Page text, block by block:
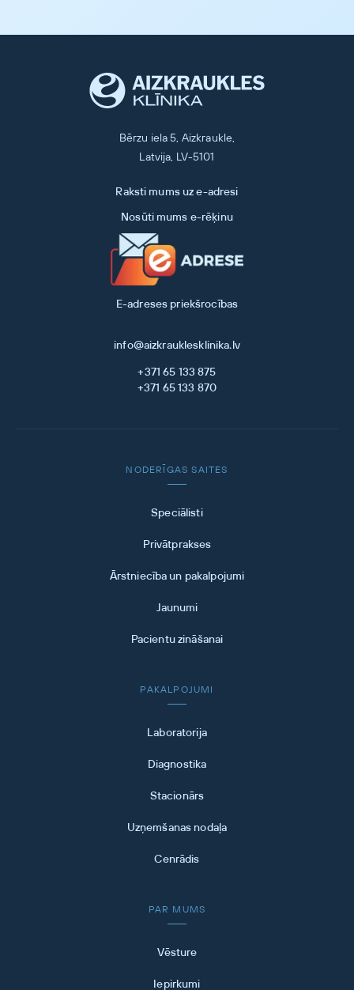
Bērzu iela 5, Aizkraukle,
Latvija, LV-5101
Raksti mums uz e-adresi
Nosūti mums e-rēķinu
E-adreses priekšrocības
info@aizkrauklesklinika.lv
+371 65 133 875
+371 65 133 870
NODERĪGAS SAITES
Speciālisti
Privātprakses
Ārstniecība un pakalpojumi
Jaunumi
Pacientu zināšanai
PAKALPOJUMI
Laboratorija
Diagnostika
Stacionārs
Uzņemšanas nodaļa
Cenrādis
PAR MUMS
Vēsture
Iepirkumi